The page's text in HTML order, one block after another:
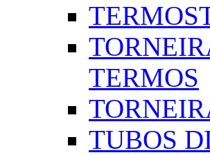
TERMOS
TUBOS